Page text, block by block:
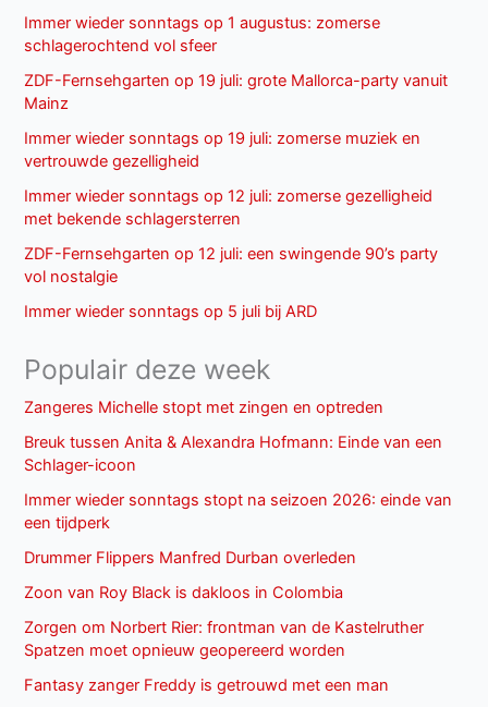
Immer wieder sonntags op 1 augustus: zomerse
schlagerochtend vol sfeer
ZDF-Fernsehgarten op 19 juli: grote Mallorca-party vanuit
Mainz
Immer wieder sonntags op 19 juli: zomerse muziek en
vertrouwde gezelligheid
Immer wieder sonntags op 12 juli: zomerse gezelligheid
met bekende schlagersterren
ZDF-Fernsehgarten op 12 juli: een swingende 90’s party
vol nostalgie
Immer wieder sonntags op 5 juli bij ARD
Populair deze week
Zangeres Michelle stopt met zingen en optreden
Breuk tussen Anita & Alexandra Hofmann: Einde van een
Schlager-icoon
Immer wieder sonntags stopt na seizoen 2026: einde van
een tijdperk
Drummer Flippers Manfred Durban overleden
Zoon van Roy Black is dakloos in Colombia
Zorgen om Norbert Rier: frontman van de Kastelruther
Spatzen moet opnieuw geopereerd worden
Fantasy zanger Freddy is getrouwd met een man